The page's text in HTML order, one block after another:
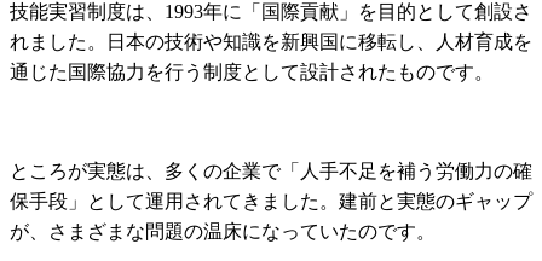
技能実習制度は、1993年に「国際貢献」を目的として創設さ
れました。日本の技術や知識を新興国に移転し、人材育成を
通じた国際協力を行う制度として設計されたものです。
ところが実態は、多くの企業で「人手不足を補う労働力の確
保手段」として運用されてきました。建前と実態のギャップ
が、さまざまな問題の温床になっていたのです。